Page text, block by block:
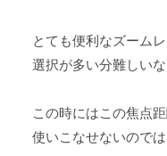
とても便利なズーム
選択が多い分難しいな
この時にはこの焦点
使いこなせないので